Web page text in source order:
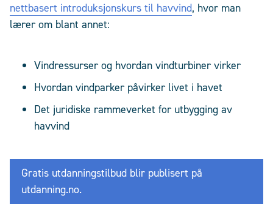
nettbasert introduksjonskurs til havvind, hvor man
lærer om blant annet:
Vindressurser og hvordan vindturbiner virker
Hvordan vindparker påvirker livet i havet
Det juridiske rammeverket for utbygging av
havvind
Gratis utdanningstilbud blir publisert på
utdanning.no.